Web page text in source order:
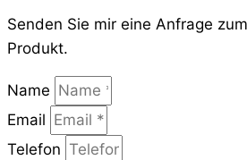
Senden Sie mir eine Anfrage
Produkt.
Name
Email
Telefon